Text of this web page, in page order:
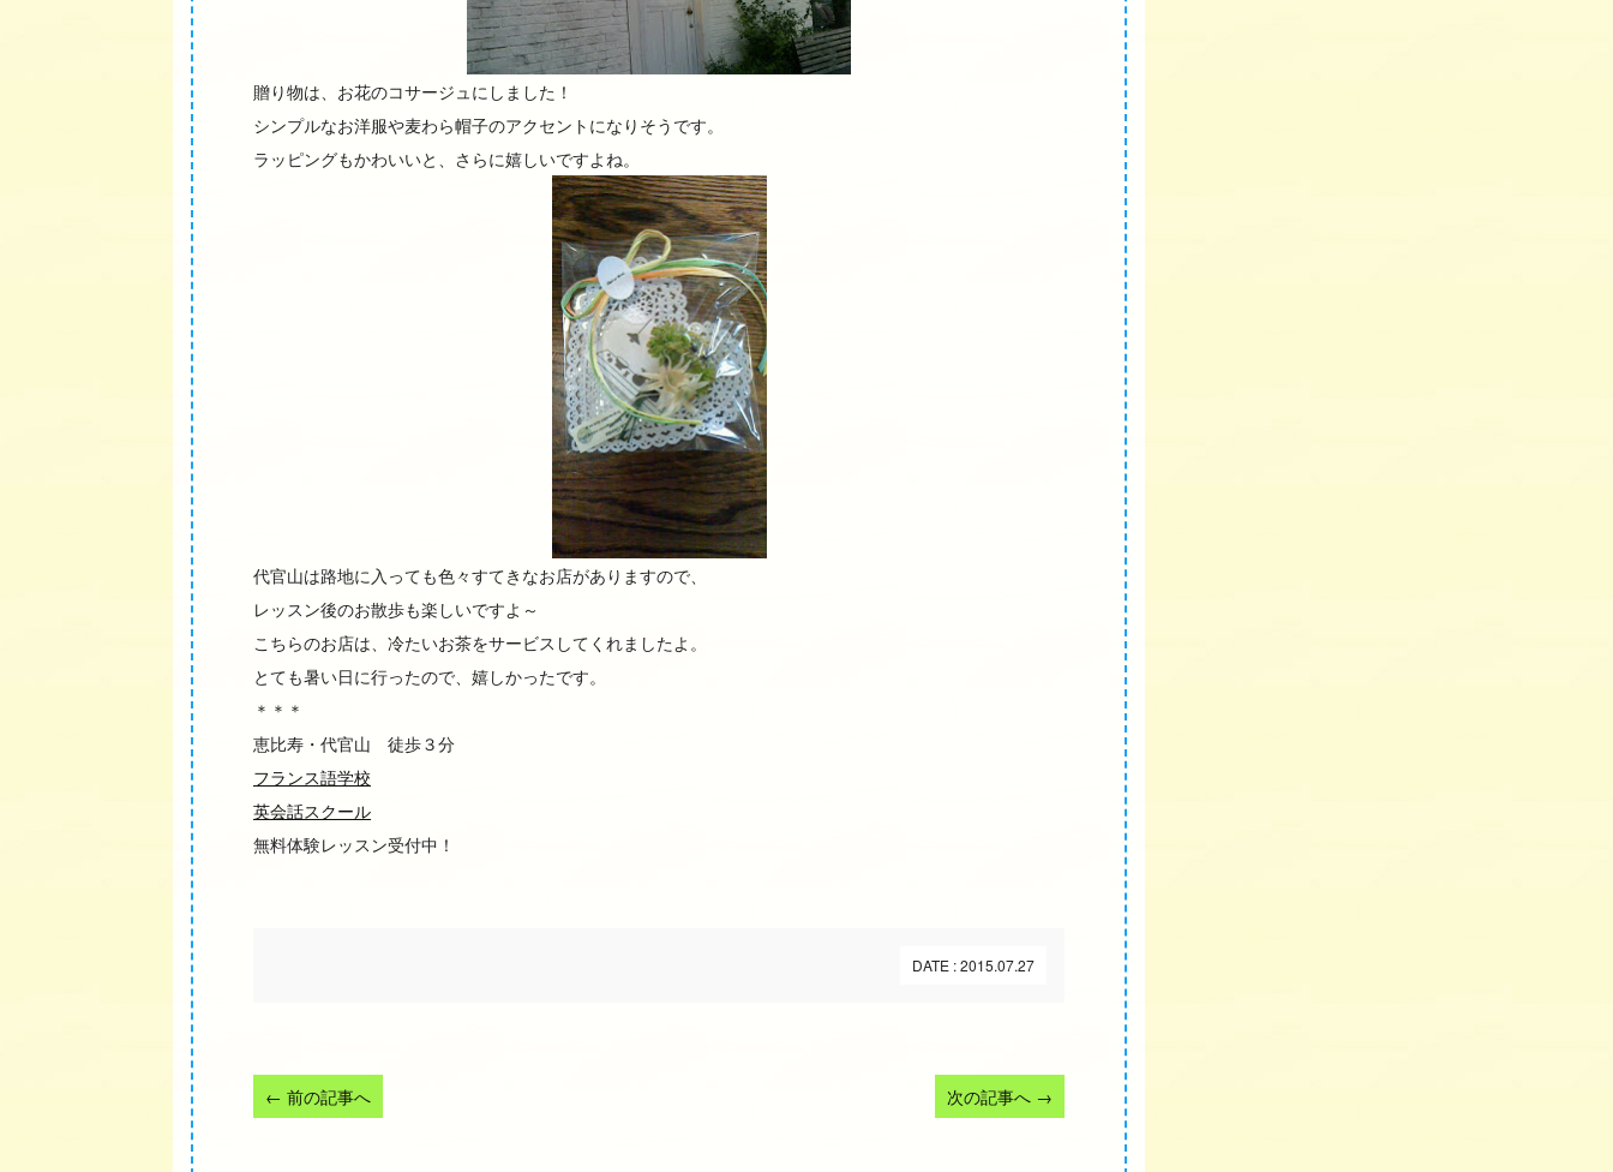
贈り物は、お花のコサージュにしました！
シンプルなお洋服や麦わら帽子のアクセントになりそうです。
ラッピングもかわいいと、さらに嬉しいですよね。
代官山は路地に入っても色々すてきなお店がありますので、
レッスン後のお散歩も楽しいですよ～
こちらのお店は、冷たいお茶をサービスしてくれましたよ。
とても暑い日に行ったので、嬉しかったです。
＊＊＊
恵比寿・代官山 徒歩３分
フランス語学校
英会話スクール
無料体験レッスン受付中！
DATE : 2015.07.27
← 前の記事へ 次の記事へ →